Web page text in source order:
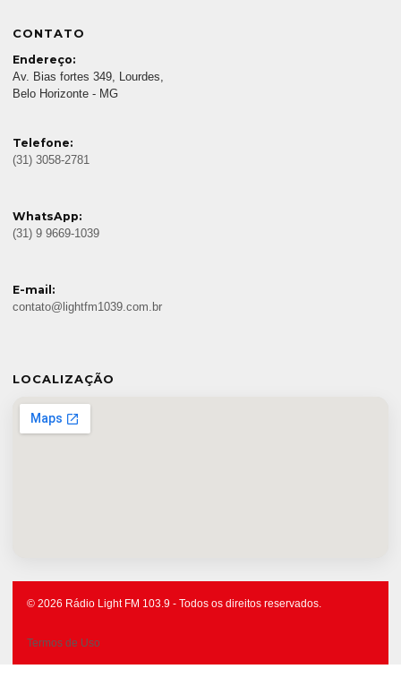
CONTATO
Endereço:
Av. Bias fortes 349, Lourdes,
Belo Horizonte - MG
Telefone:
(31) 3058-2781
WhatsApp:
(31) 9 9669-1039
E-mail:
contato@lightfm1039.com.br
LOCALIZAÇÃO
© 2026 Rádio Light FM 103.9 - Todos os direitos reservados.
Termos de Uso